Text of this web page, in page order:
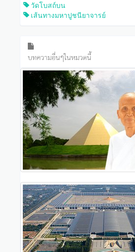
วัดโบสถ์บน
เส้นทางมหาปูชนียาจารย์
บทความอื่นๆในหมวดนี้